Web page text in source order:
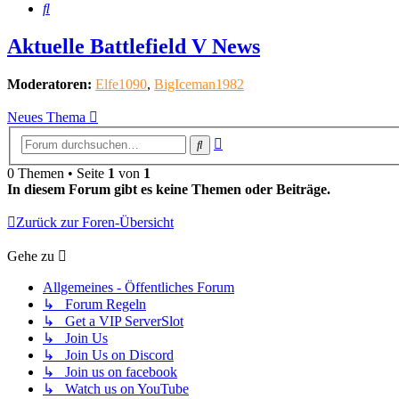
Suche
Aktuelle Battlefield V News
Moderatoren: Elfe1090, BigIceman1982
Neues Thema
Suche
0 Themen • Seite 1 von 1
In diesem Forum gibt es keine Themen oder Beiträge.
Zurück zur Foren-Übersicht
Gehe zu
Allgemeines - Öffentliches Forum
↳ Forum Regeln
↳ Get a VIP ServerSlot
↳ Join Us
↳ Join Us on Discord
↳ Join us on facebook
↳ Watch us on YouTube